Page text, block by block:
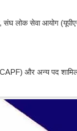
लोक सेवा आयोग
और अन्य पद